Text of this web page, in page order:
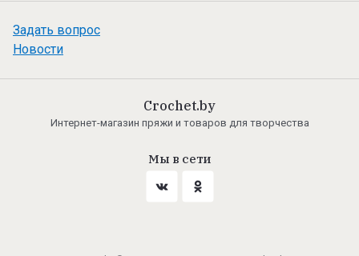
Задать вопрос
Новости
Crochet.by
Интернет-магазин пряжи и товаров для творчества
Мы в сети